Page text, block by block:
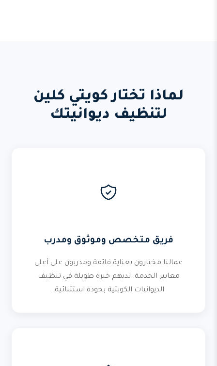
لماذا تختار كويتي كلين
لتنظيف ديوانيتك
فريق متخصص وموثوق ومدرب
عمالنا مختارون بعناية فائقة ومدربون على أعلى
معايير الخدمة. لديهم خبرة طويلة في تنظيف
الديوانيات الكويتية بجودة استثنائية.